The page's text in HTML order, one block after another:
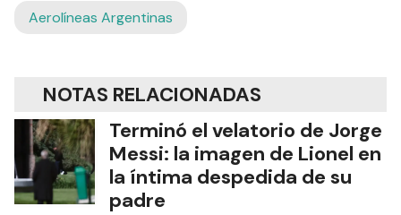
Aerolíneas Argentinas
NOTAS RELACIONADAS
Terminó el velatorio de Jorge
Messi: la imagen de Lionel en
la íntima despedida de su
padre